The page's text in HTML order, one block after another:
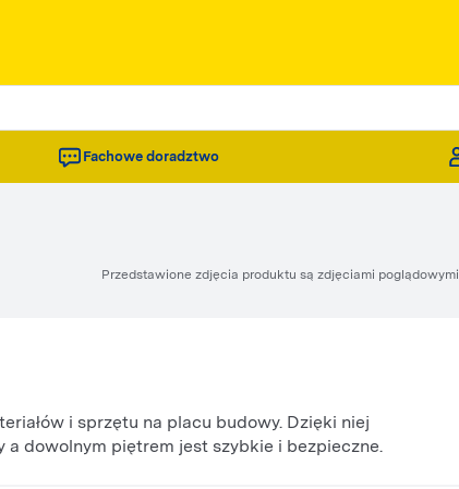
Fachowe doradztwo
Przedstawione zdjęcia produktu są zdjęciami poglądowymi
i sprzętu na placu budowy. Dzięki niej
a dowolnym piętrem jest szybkie i bezpieczne.